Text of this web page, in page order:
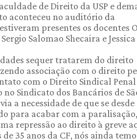
de Direito da USP e
aconteceu no auditório da
presentes os docentes
Salomao Shecaira e Jessica
sequer tratarem do direito
associação com o direito
com o Direito Sindical
Sindicato dos Bancários de
a necessidade de que se desde
para acabar com a
repressão ao direito à greve
35 anos da CF, nós ainda